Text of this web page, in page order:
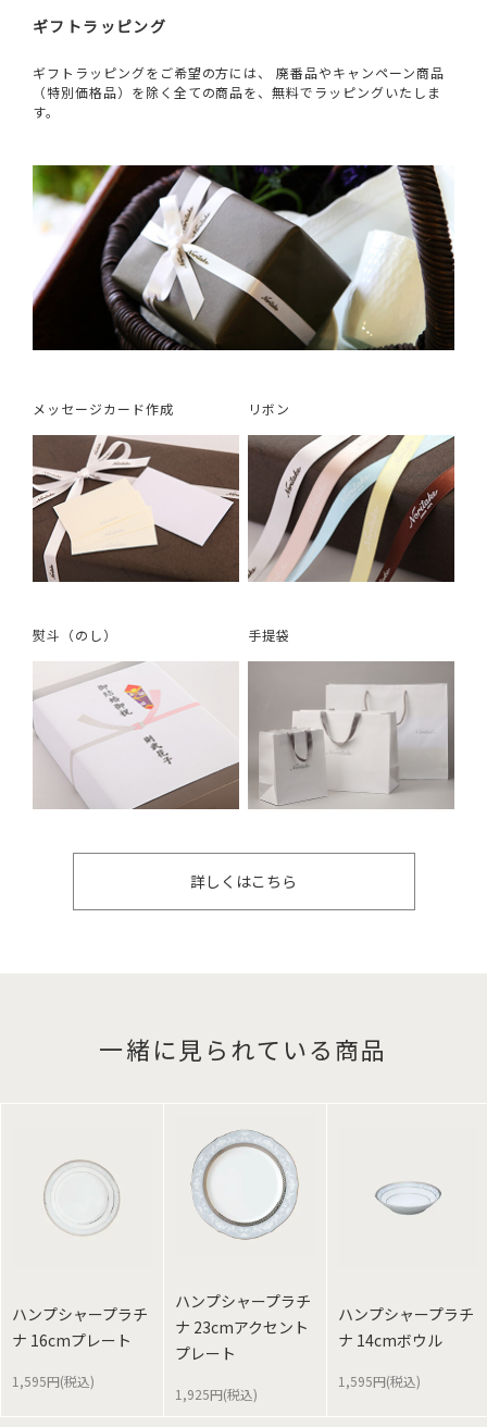
ギフトラッピング
ギフトラッピングをご希望の方には、 廃番品やキャンペーン商品
（特別価格品）を除く全ての商品を、無料でラッピングいたしま
す。
メッセージカード作成 リボン
熨斗（のし） 手提袋
詳しくはこちら
一緒に見られている商品
ハンプシャープラチ
ナ 16cmプレート
1,595円(税込)
ハンプシャープラチ
ナ 23cmアクセント
プレート
1,925円(税込)
ハンプシャープラチ
ナ 14cmボウル
1,595円(税込)